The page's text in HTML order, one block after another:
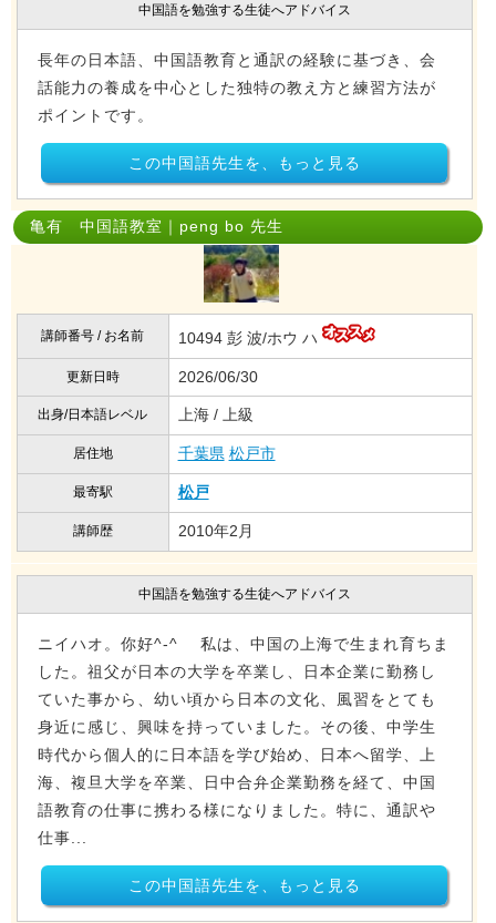
中国語を勉強する生徒へアドバイス
長年の日本語、中国語教育と通訳の経験に基づき、会
話能力の養成を中心とした独特の教え方と練習方法が
ポイントです。
この中国語先生を、もっと見る
亀有 中国語教室｜peng bo 先生
講師番号 / お名前 10494 彭 波/ホウ ハ
更新日時 2026/06/30
出身/日本語レベル 上海 / 上級
居住地 千葉県 松戸市
最寄駅 松戸
講師歴 2010年2月
中国語を勉強する生徒へアドバイス
ニイハオ。你好^-^ 私は、中国の上海で生まれ育ちま
した。祖父が日本の大学を卒業し、日本企業に勤務し
ていた事から、幼い頃から日本の文化、風習をとても
身近に感じ、興味を持っていました。その後、中学生
時代から個人的に日本語を学び始め、日本へ留学、上
海、複旦大学を卒業、日中合弁企業勤務を経て、中国
語教育の仕事に携わる様になりました。特に、通訳や
仕事...
この中国語先生を、もっと見る